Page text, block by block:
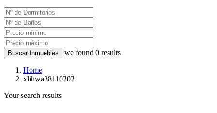
Buscar Inmuebles we found 0 results
Home
xlihwa38110202
Your search results